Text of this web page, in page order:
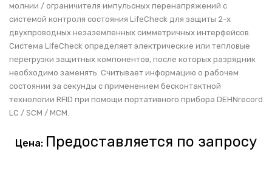
молнии / ограничителя импульсных перенапряжений с
системой контроля состояния LifeCheck для защиты 2-х
двухпроводных незаземленных симметричных интерфейсов.
Система LifeCheck определяет электрические или тепловые
перегрузки защитных компонентов, после которых разрядник
необходимо заменять. Считывает информацию о рабочем
состоянии за секунды с применением бесконтактной
технологии RFID при помощи портативного прибора DEHNrecord
LC / SCM / MCM.
Цена: Предоставляется по запросу